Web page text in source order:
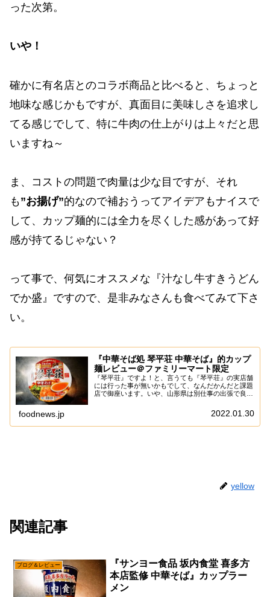
った次第。
いや！
確かに有名店とのコラボ商品と比べると、ちょっと
地味な感じかもですが、真面目に美味しさを追求し
てる感じでして、特に牛肉の仕上がりは上々だと思
いますね～
ま、コストの問題で肉量は少な目ですが、それ
も”お揚げ”的なので補おうってアイデアもナイスで
して、カップ麺的には全力を尽くした感があって好
感が持てるじゃない？
って事で、何気にオススメな『汁なし牛すきうどん
でか盛』ですので、是非みなさんも食べてみて下さ
い。
『中華そば処 琴平荘 中華そば』的カップ
麺レビュー＠ファミリーマート限定
『琴平荘』ですよ！と、言うても『琴平荘』の実店舗
には行った事が無いかもでして、なんだかんだと課題
店で御座います。いや、山形県は別仕事の出張で良く
のタイミング行かなきゃとは思っております。だ
foodnews.jp 2022.01.30
yellow
関連記事
ブログ＆レビュー
『サンヨー食品 坂内食堂 喜多方
本店監修 中華そば』カップラー
メン